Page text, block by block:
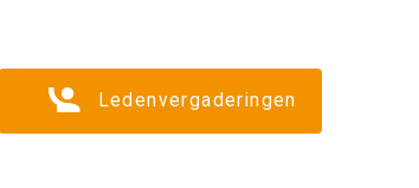
Ledenvergaderingen